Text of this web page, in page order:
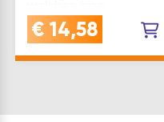
dauerhafte und
sichere Leitfähigkeit
€ 14,58